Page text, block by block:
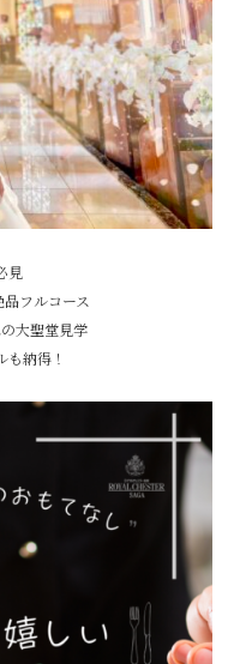
見
フルコース
大聖堂見学
納得！